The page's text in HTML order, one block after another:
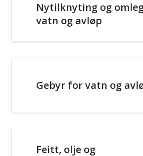
Nytilknyting og
vatn og avløp
Gebyr for vatn og
Feitt, olje og